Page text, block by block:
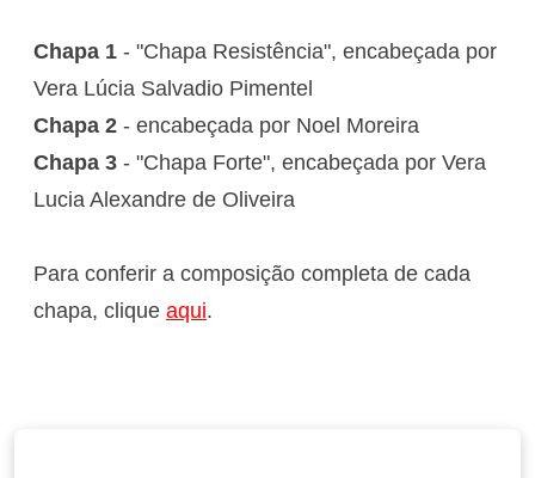
Chapa 1 - "Chapa Resistência", encabeçada por
Vera Lúcia Salvadio Pimentel
Chapa 2 - encabeçada por Noel Moreira
Chapa 3 - "Chapa Forte", encabeçada por Vera
Lucia Alexandre de Oliveira
Para conferir a composição completa de cada
chapa, clique aqui.